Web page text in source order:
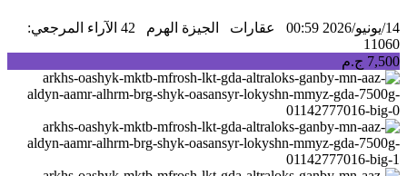
14/يونيو/2026 00:59 عقارات الجيزة الهرم 42 الآراء
المرجعي:
11060
7,500 ج.م